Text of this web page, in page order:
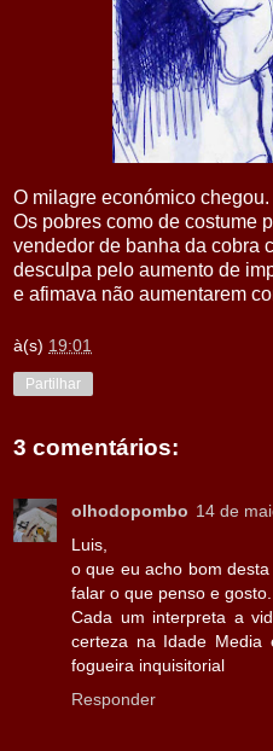
O milagre económico
Os pobres como de costume
vendedor de banha da cobra
desculpa pelo aumento de
e afimava não aumentarem
à(s) 19:01
Partilhar
3 comentários:
olhodopombo 14 de
Luis,
o que eu acho bom
falar o que penso e gosto.
Cada um interpreta a
certeza na Idade Media
fogueira inquisitorial
Responder